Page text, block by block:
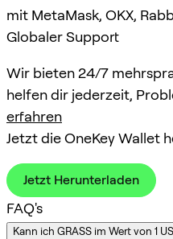
mit MetaMask, OKX,
Globaler Support
Wir bieten 24/7
helfen dir jederzeit,
erfahren
Jetzt die OneKey Wallet
Jetzt Herunterladen
FAQ's
Kann ich GRASS im Wert von 1